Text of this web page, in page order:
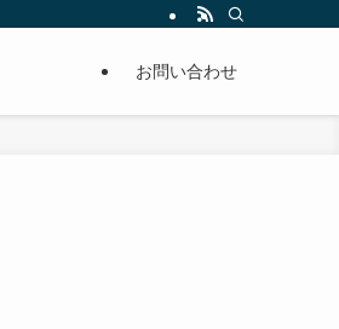
かりやすくまとめています。
お問い合わせ